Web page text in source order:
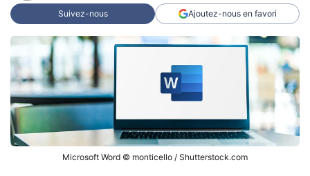
Suivez-nous Ajoutez-nous en favori
Microsoft Word © monticello / Shutterstock.com